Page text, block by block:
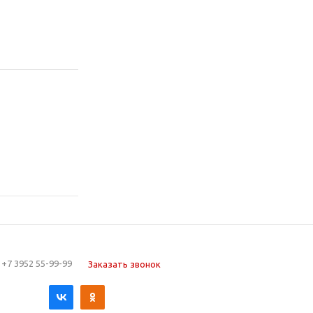
+7 3952 55-99-99 Заказать звонок